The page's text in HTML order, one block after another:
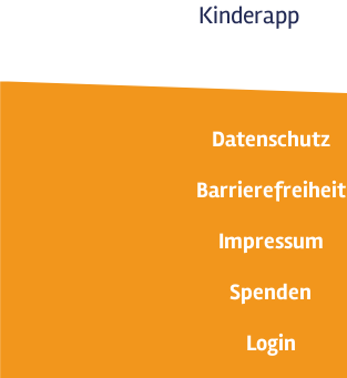
Kinderapp
Datenschutz
Barrierefreiheit
Impressum
Spenden
Login